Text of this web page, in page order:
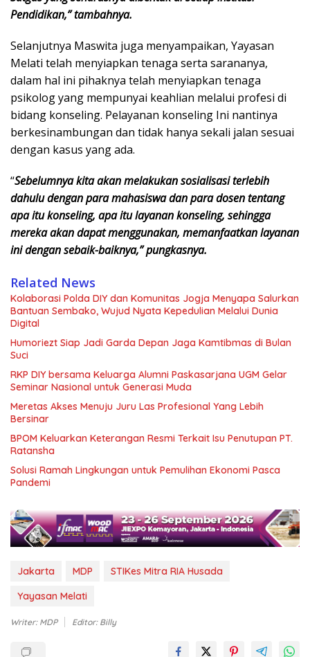
Pendidikan,” tambahnya.
Selanjutnya Maswita juga menyampaikan, Yayasan
Melati telah menyiapkan tenaga serta sarananya,
dalam hal ini pihaknya telah menyiapkan tenaga
psikolog yang mempunyai keahlian melalui profesi di
bidang konseling. Pelayanan konseling Ini nantinya
berkesinambungan dan tidak hanya sekali jalan sesuai
dengan kasus yang ada.
“Sebelumnya kita akan melakukan sosialisasi terlebih
dahulu dengan para mahasiswa dan para dosen tentang
apa itu konseling, apa itu layanan konseling, sehingga
mereka akan dapat menggunakan, memanfaatkan layanan
ini dengan sebaik-baiknya,” pungkasnya.
Related News
Kolaborasi Polda DIY dan Komunitas Jogja Menyapa Salurkan
Bantuan Sembako, Wujud Nyata Kepedulian Melalui Dunia
Digital
Humoriezt Siap Jadi Garda Depan Jaga Kamtibmas di Bulan
Suci
RKP DIY bersama Keluarga Alumni Paskasarjana UGM Gelar
Seminar Nasional untuk Generasi Muda
Meretas Akses Menuju Juru Las Profesional Yang Lebih
Bersinar
BPOM Keluarkan Keterangan Resmi Terkait Isu Penutupan PT.
Ratansha
Solusi Ramah Lingkungan untuk Pemulihan Ekonomi Pasca
Pandemi
Jakarta MDP
STIKes Mitra RIA Husada
Yayasan Melati
Writer: MDP Editor: Billy